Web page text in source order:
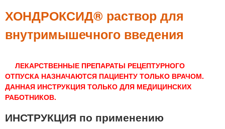
ХОНДРОКСИД® раствор для
внутримышечного введения
ЛЕКАРСТВЕННЫЕ ПРЕПАРАТЫ РЕЦЕПТУРНОГО
ОТПУСКА НАЗНАЧАЮТСЯ ПАЦИЕНТУ ТОЛЬКО ВРАЧОМ.
ДАННАЯ ИНСТРУКЦИЯ ТОЛЬКО ДЛЯ МЕДИЦИНСКИХ
РАБОТНИКОВ.
ИНСТРУКЦИЯ по применению